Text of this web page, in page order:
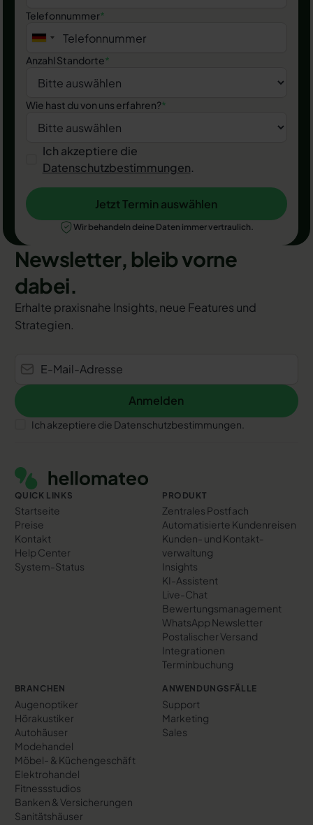
Telefonnummer*
Anzahl Standorte*
Wie hast du von uns erfahren?*
Ich akzeptiere die
Datenschutzbestimmungen.
Jetzt Termin auswählen
Jetzt Termin auswählen
Wir behandeln deine Daten immer vertraulich.
Newsletter, bleib vorne
dabei.
Erhalte praxisnahe Insights, neue Features und
Strategien.
Anmelden
Anmelden
Ich akzeptiere die Datenschutzbestimmungen.
QUICK LINKS
Startseite
Preise
Kontakt
Help Center
System-Status
PRODUKT
Zentrales Postfach
Automatisierte Kundenreisen
Kunden- und Kontakt­
verwaltung
Insights
KI-Assistent
Live-Chat
Bewertungs­management
WhatsApp Newsletter
Postalischer Versand
Integrationen
Terminbuchung
BRANCHEN
Augenoptiker
Hörakustiker
Autohäuser
Modehandel
Möbel- & Küchengeschäft
Elektrohandel
Fitnessstudios
Banken & Versicherungen
Sanitätshäuser
ANWENDUNGSFÄLLE
Support
Marketing
Sales